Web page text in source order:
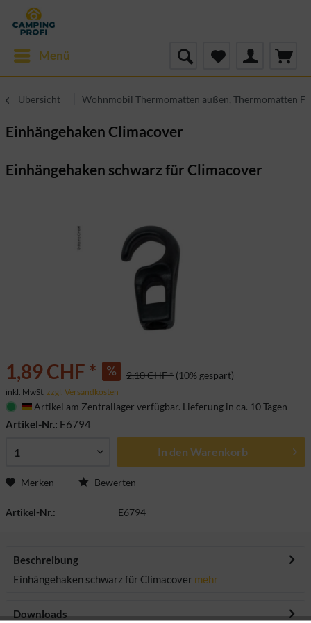
Menü
Übersicht Wohnmobil Thermomatten außen, Thermomatten
Einhängehaken Climacover
Einhängehaken schwarz für Climacover
1,89 CHF * 2,10 CHF * (10% gespart)
inkl. MwSt. zzgl. Versandkosten
Deutschland
Artikel am Zentrallager verfügbar. Lieferung in ca. 10 Tagen
Artikel-Nr.: E6794
In den Warenkorb
Merken Bewerten
Artikel-Nr.: E6794
Beschreibung
Einhängehaken schwarz für Climacover mehr
Downloads